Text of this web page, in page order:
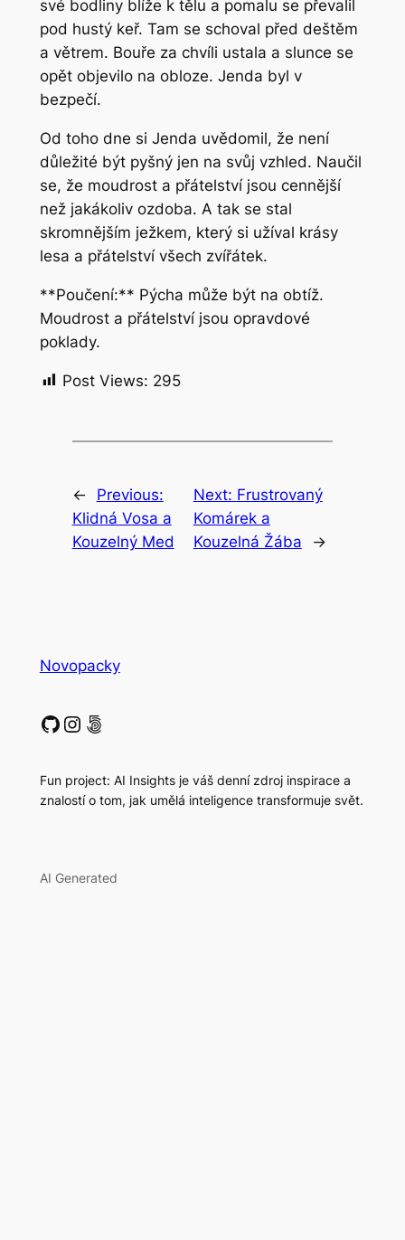
své bodliny blíže k tělu a pomalu se převalil
pod hustý keř. Tam se schoval před deštěm
a větrem. Bouře za chvíli ustala a slunce se
opět objevilo na obloze. Jenda byl v
bezpečí.
Od toho dne si Jenda uvědomil, že není
důležité být pyšný jen na svůj vzhled. Naučil
se, že moudrost a přátelství jsou cennější
než jakákoliv ozdoba. A tak se stal
skromnějším ježkem, který si užíval krásy
lesa a přátelství všech zvířátek.
**Poučení:** Pýcha může být na obtíž.
Moudrost a přátelství jsou opravdové
poklady.
Post Views: 295
←
Previous:
Klidná Vosa a
Kouzelný Med
Next: Frustrovaný
Komárek a
Kouzelná Žába
→
Novopacky
GitHub Instagram 500px
Fun project: AI Insights je váš denní zdroj inspirace a
znalostí o tom, jak umělá inteligence transformuje svět.
AI Generated